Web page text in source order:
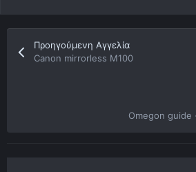
Προηγούμενη Αγγελία
Canon mirrorless M100
Omegon guide